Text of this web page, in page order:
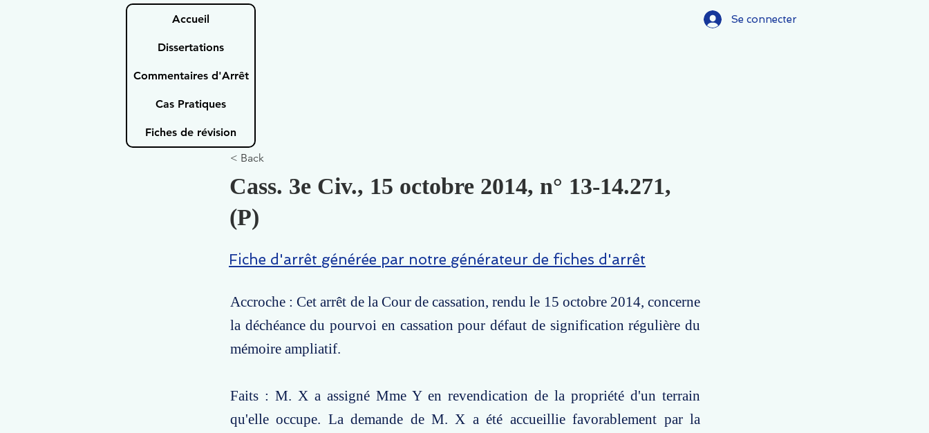
Accueil
Dissertations
Commentaires d'Arrêt
Cas Pratiques
Fiches de révision
Se connecter
< Back
Cass. 3e Civ., 15 octobre 2014, n° 13-14.271,
(P)
Fiche d'arrêt générée par notre générateur de fiches d'arrêt
Accroche : Cet arrêt de la Cour de cassation, rendu le 15 octobre 2014, concerne
la déchéance du pourvoi en cassation pour défaut de signification régulière du
mémoire ampliatif.
Faits : M. X a assigné Mme Y en revendication de la propriété d'un terrain
qu'elle occupe. La demande de M. X a été accueillie favorablement par la